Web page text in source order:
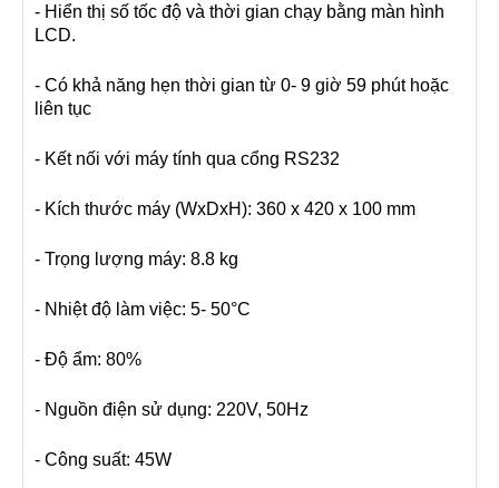
- Hiển thị số tốc độ và thời gian chạy bằng màn hình
LCD.
- Có khả năng hẹn thời gian từ 0- 9 giờ 59 phút hoặc
liên tục
- Kết nối với máy tính qua cổng RS232
- Kích thước máy (WxDxH): 360 x 420 x 100 mm
- Trọng lượng máy: 8.8 kg
- Nhiệt độ làm việc: 5- 50°C
- Độ ẩm: 80%
- Nguồn điện sử dụng: 220V, 50Hz
- Công suất: 45W